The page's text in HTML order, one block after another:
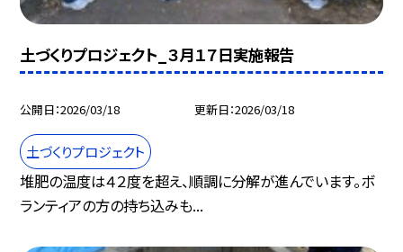
土づくりプロジェクト_３月１７日実施報告
公開日 2026/03/18 更新日 2026/03/18
土づくりプロジェクト
堆肥の温度は４２度を超え、順調に分解が進んでいます。ボ
ランティアの方の持ち込みも...